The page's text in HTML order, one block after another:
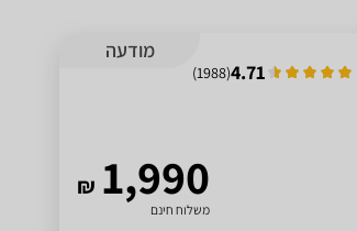
מודעה
4.71
(
1988
)
₪ 1,990
משלוח חינם